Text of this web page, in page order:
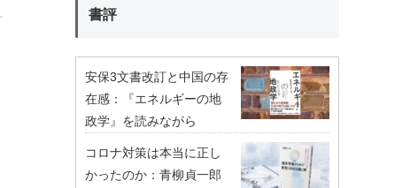
書評
安保3文書改訂と中国の存
在感：『エネルギーの地
政学』を読みながら
コロナ対策は本当に正し
かったのか：青柳貞一郎